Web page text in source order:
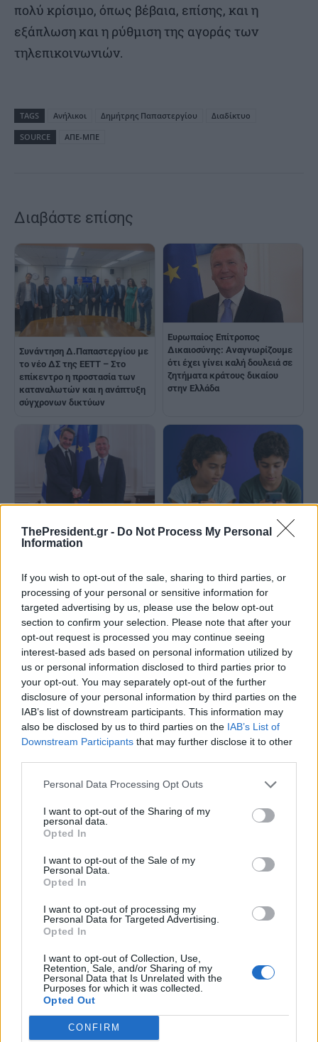
ThePresident.gr - Do Not Process My Personal
Information
If you wish to opt-out of the sale, sharing to third parties, or
processing of your personal or sensitive information for
targeted advertising by us, please use the below opt-out
section to confirm your selection. Please note that after your
opt-out request is processed you may continue seeing
interest-based ads based on personal information utilized by
us or personal information disclosed to third parties prior to
your opt-out. You may separately opt-out of the further
disclosure of your personal information by third parties on the
IAB’s list of downstream participants. This information may
also be disclosed by us to third parties on the IAB’s List of
Downstream Participants that may further disclose it to other
Personal Data Processing Opt Outs
I want to opt-out of the Sharing of my
personal data.
Opted In
I want to opt-out of the Sale of my
Personal Data.
Opted In
I want to opt-out of processing my
Personal Data for Targeted Advertising.
Opted In
I want to opt-out of Collection, Use,
Retention, Sale, and/or Sharing of my
Personal Data that Is Unrelated with the
Purposes for which it was collected.
Opted Out
CONFIRM
πολύ κρίσιμο, όπως βέβαια, επίσης, και η
εξάπλωση και η ρύθμιση της αγοράς των
τηλεπικοινωνιών.
TAGS Ανήλικοι Δημήτρης Παπαστεργίου
Διαδίκτυο
SOURCE
ΑΠΕ-ΜΠΕ
Διαβάστε επίσης
Συνάντηση Δ.Παπαστεργίου με
το νέο ΔΣ της ΕΕΤΤ – Στο
επίκεντρο η προστασία των
καταναλωτών και η ανάπτυξη
σύγχρονων δικτύων
Ευρωπαίος Επίτροπος
Δικαιοσύνης: Αναγνωρίζουμε
ότι έχει γίνει καλή δουλειά σε
ζητήματα κράτους δικαίου
στην Ελλάδα
Επίτροπος Ε.Ε. σε
Κ.Μητσοτάκη: Σημαντική
οικονομία και τις επενδύσεις
εφαρμογή από το 2027-H
Ελλάδα υιοθετεί μηχανισμούς
για την προστασία της ψυχικής
υγείας των παιδιών
Επιστολή Μητσοτάκη προς την
ενιαίο ευρωπαϊκό πλαίσιο
προστασίας ανηλίκων από τον
Υπουργείο Ψηφιακής
Διακυβέρνησης: Πιο γρήγορο
γραφειοκρατία-Πώς το νέο
διαδίκτυο στην Ελλάδα
Δ.Παπαστεργίου: Θέλουμε τα
ΕΛΤΑ σε κάθε σημείο της
χώρας
Δ.Παπαστεργίου: Στόχος μια
Ευρώπη που απλοποιεί τις
την ψηφιακή κυριαρχία της